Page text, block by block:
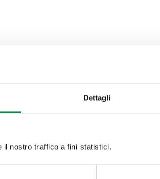
Dettagli
il nostro traffico a fini statistici.
Imola